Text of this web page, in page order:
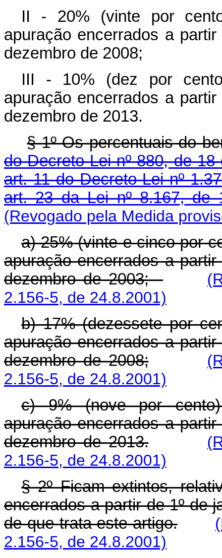
II - 20% (vinte por
apuração encerrados a
dezembro de 2008;
III - 10% (dez por
apuração encerrados a
dezembro de 2013.
§ 1º Os percentuais do
do Decreto-Lei nº 880, de
art. 11 do Decreto-Lei nº
art. 23 da Lei nº 8.167, de
(Revogado pela Medida
a) 25% (vinte e cinco por
apuração encerrados a
dezembro de 2003;
2.156-5, de 24.8.2001)
b) 17% (dezessete por
apuração encerrados a
dezembro de 2008;
2.156-5, de 24.8.2001)
c) 9% (nove por
apuração encerrados a
dezembro de 2013.
2.156-5, de 24.8.2001)
§ 2º Ficam extintos,
encerrados a partir de 1º de
de que trata este artigo.
2.156-5, de 24.8.2001)